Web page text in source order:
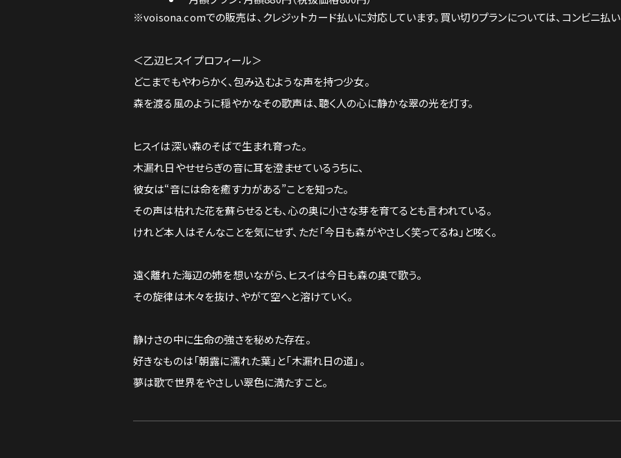
※voisona.comでの販売は、クレジットカード払いに対応しています。買い切りプランについては、コンビニ払
＜乙辺ヒスイ プロフィール＞
どこまでもやわらかく、包み込むような声を持つ少女。
森を渡る風のように穏やかなその歌声は、聴く人の心に静かな翠の光を灯す。
ヒスイは深い森のそばで生まれ育った。
木漏れ日やせせらぎの音に耳を澄ませているうちに、
彼女は“音には命を癒す力がある”ことを知った。
その声は枯れた花を蘇らせるとも、心の奥に小さな芽を育てるとも言われている。
けれど本人はそんなことを気にせず、ただ「今日も森がやさしく笑ってるね」と呟く。
遠く離れた海辺の姉を想いながら、ヒスイは今日も森の奥で歌う。
その旋律は木々を抜け、やがて空へと溶けていく。
静けさの中に生命の強さを秘めた存在。
好きなものは「朝露に濡れた葉」と「木漏れ日の道」。
夢は歌で世界をやさしい翠色に満たすこと。